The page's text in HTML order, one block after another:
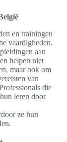
en trainingen
vaardigheden.
aan
helpen niet
maar ook om
van
die
leren door
ze hun